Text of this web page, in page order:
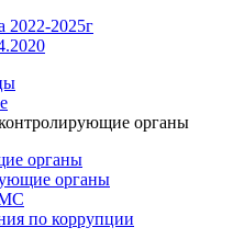
2022-2025г
органы
органы
органы
по коррупции